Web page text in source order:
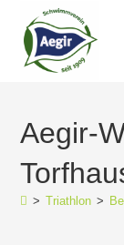
Inhalt
springen
Aegir-
> Triathlon >